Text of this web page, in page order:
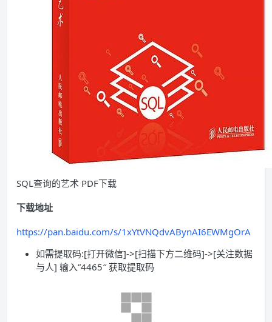
SQL查询的艺术 PDF下载
下载地址
https://pan.baidu.com/s/1xYtVNQdvABynAI6EWMgOrA
如需提取码:[打开微信]->[扫描下方二维码]->[关注数据
与人] 输入”4465″ 获取提取码